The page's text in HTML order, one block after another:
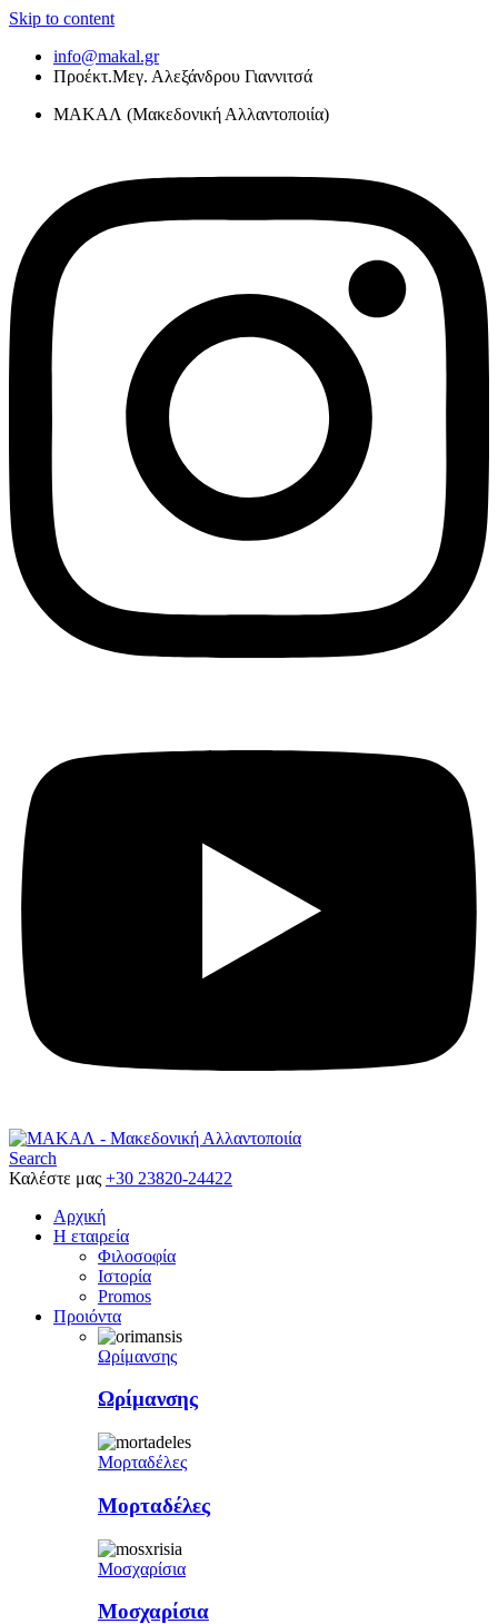
Skip to content
info@makal.gr
Προέκτ.Μεγ. Αλεξάνδρου Γιαννιτσά
ΜΑΚΑΛ (Μακεδονική Αλλαντοποιία)
Search
Καλέστε μας +30 23820-24422
Αρχική
Η εταιρεία
Φιλοσοφία
Ιστορία
Promos
Προιόντα
Ωρίμανσης
Ωρίμανσης
Μορταδέλες
Μορταδέλες
Μοσχαρίσια
Μοσχαρίσια